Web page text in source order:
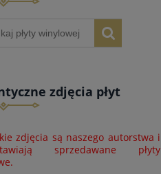
zdjęcia płyt
zdjęcia są naszego autorstwa i
sprzedawane płyty